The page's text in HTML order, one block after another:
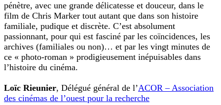
pénètre, avec une grande délicatesse et douceur, dans le
film de Chris Marker tout autant que dans son histoire
familiale, pudique et discrète. C’est absolument
passionnant, pour qui est fasciné par les coïncidences, les
archives (familiales ou non)… et par les vingt minutes de
ce « photo-roman » prodigieusement inépuisables dans
l’histoire du cinéma.
Loïc Rieunier, Délégué général de l’ACOR – Association
des cinémas de l’ouest pour la recherche